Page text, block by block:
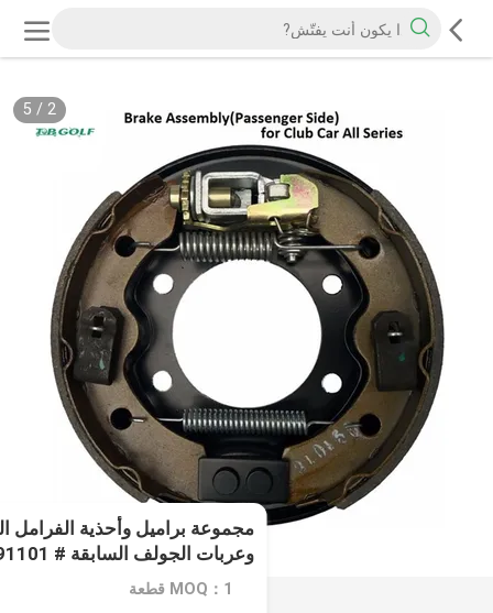
2
/
5
وعربات الجولف السابقة # 19186G1P # 101791101
MOQ：1 قطعة